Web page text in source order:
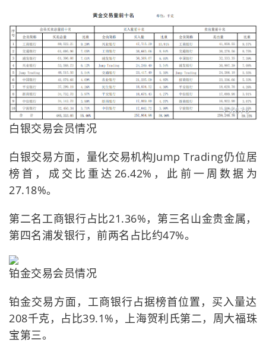
白银交易会员情况
白银交易方面，量化交易机构Jump Trading仍位居
榜首，成交比重达26.42%，此前一周数据为
27.18%。
第二名工商银行占比21.36%，第三名山金贵金属，
第四名浦发银行，前两名占比约47%。
铂金交易会员情况
铂金交易方面，工商银行占据榜首位置，买入量达
208千克，占比39.1%，上海贺利氏第二，周大福珠
宝第三。